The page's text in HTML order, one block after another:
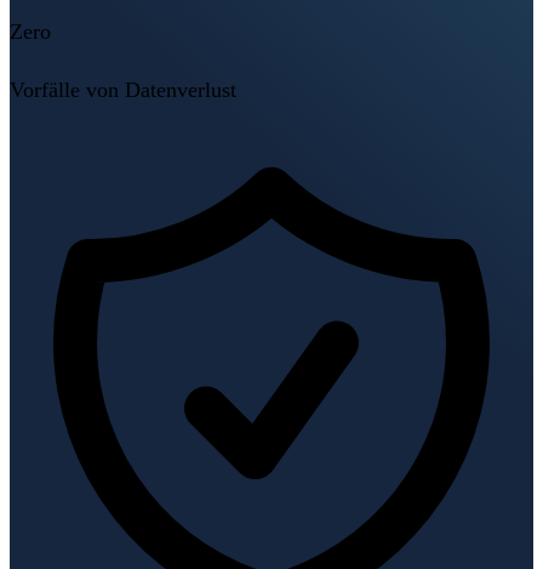
Zero
Vorfälle von Datenverlust